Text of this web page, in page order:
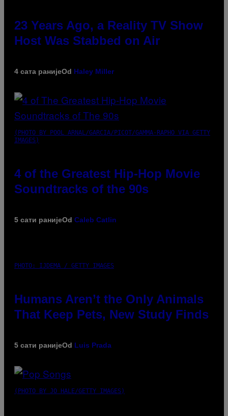
23 Years Ago, a Reality TV Show
Host Was Stabbed on Air
4 сата ранијеOd Haley Miller
(PHOTO BY POOL ARNAL/GARCIA/PICOT/GAMMA-RAPHO VIA GETTY
IMAGES)
4 of the Greatest Hip-Hop Movie
Soundtracks of the 90s
5 сати ранијеOd Caleb Catlin
PHOTO: IJDEMA / GETTY IMAGES
Humans Aren’t the Only Animals
That Keep Pets, New Study Finds
5 сати ранијеOd Luis Prada
(PHOTO BY JO HALE/GETTY IMAGES)